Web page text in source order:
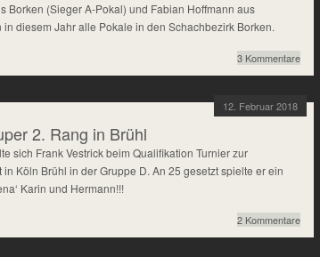
Borken (Sieger A-Pokal) und Fabian Hoffmann aus
diesem Jahr alle Pokale in den Schachbezirk Borken.
3 Kommentare
12. Februar 2018
2. Rang in Brühl
sich Frank Vestrick beim Qualifikation Turnier zur
Köln Brühl in der Gruppe D. An 25 gesetzt spielte er ein
Karin und Hermann!!!
2 Kommentare